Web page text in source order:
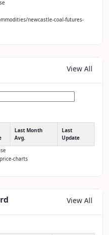
newcastle-coal-futures-
View All
Last Month
Avg.
Last
Update
charts
View All